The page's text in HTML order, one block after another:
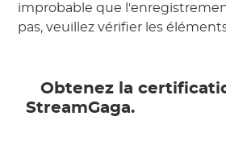
improbable que
pas, veuillez vérifier les
Obtenez la
StreamGaga.